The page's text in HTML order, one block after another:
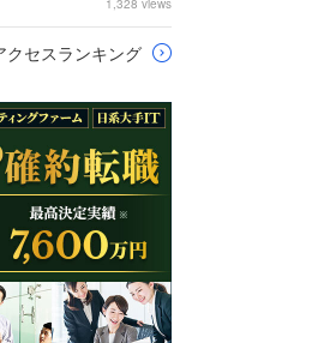
1,328 views
クセスランキング